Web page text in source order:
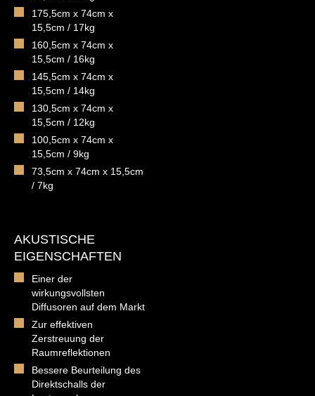
175,5cm x 74cm x
15,5cm / 17kg
160,5cm x 74cm x
15,5cm / 16kg
145,5cm x 74cm x
15,5cm / 14kg
130,5cm x 74cm x
15,5cm / 12kg
100,5cm x 74cm x
15,5cm / 9kg
73,5cm x 74cm x 15,5cm
/ 7kg
AKUSTISCHE
EIGENSCHAFTEN
Einer der
wirkungsvollsten
Diffusoren auf dem Markt
Zur effektiven
Zerstreuung der
Raumreflektionen
Bessere Beurteilung des
Direktschalls der